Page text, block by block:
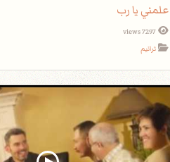
علمني يا رب
ترانيم